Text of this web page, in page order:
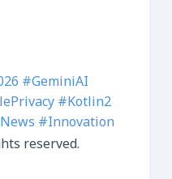
#GeminiAI
#Kotlin2
#Innovation
reserved.